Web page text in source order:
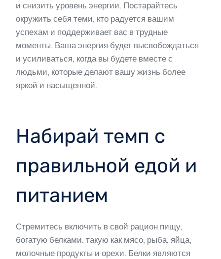
и снизить уровень энергии. Постарайтесь
окружить себя теми, кто радуется вашим
успехам и поддерживает вас в трудные
моменты. Ваша энергия будет высвобождаться
и усиливаться, когда вы будете вместе с
людьми, которые делают вашу жизнь более
яркой и насыщенной.
Набирай темп с
правильной едой и
питанием
Стремитесь включить в свой рацион пищу,
богатую белками, такую как мясо, рыба, яйца,
молочные продукты и орехи. Белки являются